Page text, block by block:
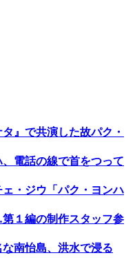
』で共演した故パク・
、電話の線で首をつって
・ジウ「パク・ヨンハ
１編の制作スタッフ参
南怡島、洪水で浸る